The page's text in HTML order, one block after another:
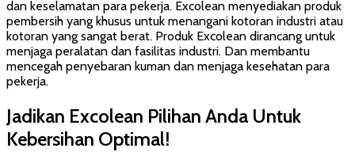
dan keselamatan para pekerja. Excolean menyediakan produk
pembersih yang khusus untuk menangani kotoran industri atau
kotoran yang sangat berat. Produk Excolean dirancang untuk
menjaga peralatan dan fasilitas industri. Dan membantu
mencegah penyebaran kuman dan menjaga kesehatan para
pekerja.
Jadikan Excolean Pilihan Anda Untuk
Kebersihan Optimal!